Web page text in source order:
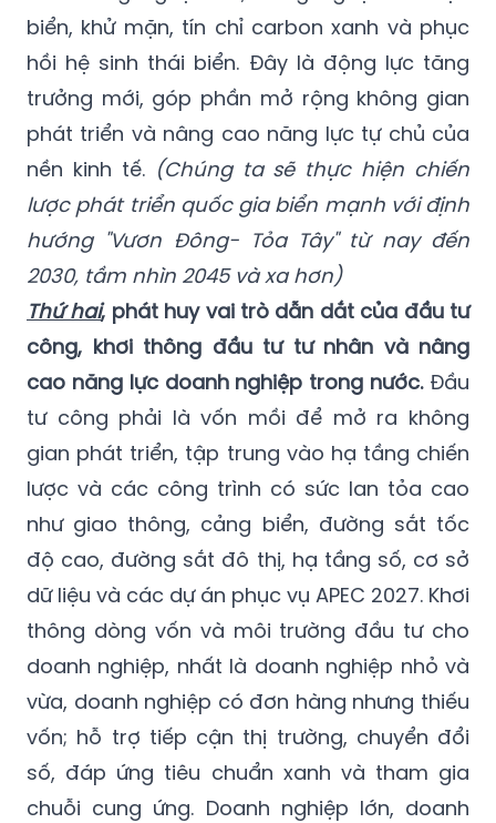
biển, khử mặn, tín chỉ carbon xanh và phục
hồi hệ sinh thái biển. Đây là động lực tăng
trưởng mới, góp phần mở rộng không gian
phát triển và nâng cao năng lực tự chủ của
nền kinh tế. (Chúng ta sẽ thực hiện chiến
lược phát triển quốc gia biển mạnh với định
hướng "Vươn Đông- Tỏa Tây" từ nay đến
2030, tầm nhìn 2045 và xa hơn)
Thứ hai, phát huy vai trò dẫn dắt của đầu tư
công, khơi thông đầu tư tư nhân và nâng
cao năng lực doanh nghiệp trong nước.Đầu
tư công phải là vốn mồi để mở ra không
gian phát triển, tập trung vào hạ tầng chiến
lược và các công trình có sức lan tỏa cao
như giao thông, cảng biển, đường sắt tốc
độ cao, đường sắt đô thị, hạ tầng số, cơ sở
dữ liệu và các dự án phục vụ APEC 2027. Khơi
thông dòng vốn và môi trường đầu tư cho
doanh nghiệp, nhất là doanh nghiệp nhỏ và
vừa, doanh nghiệp có đơn hàng nhưng thiếu
vốn; hỗ trợ tiếp cận thị trường, chuyển đổi
số, đáp ứng tiêu chuẩn xanh và tham gia
chuỗi cung ứng. Doanh nghiệp lớn, doanh